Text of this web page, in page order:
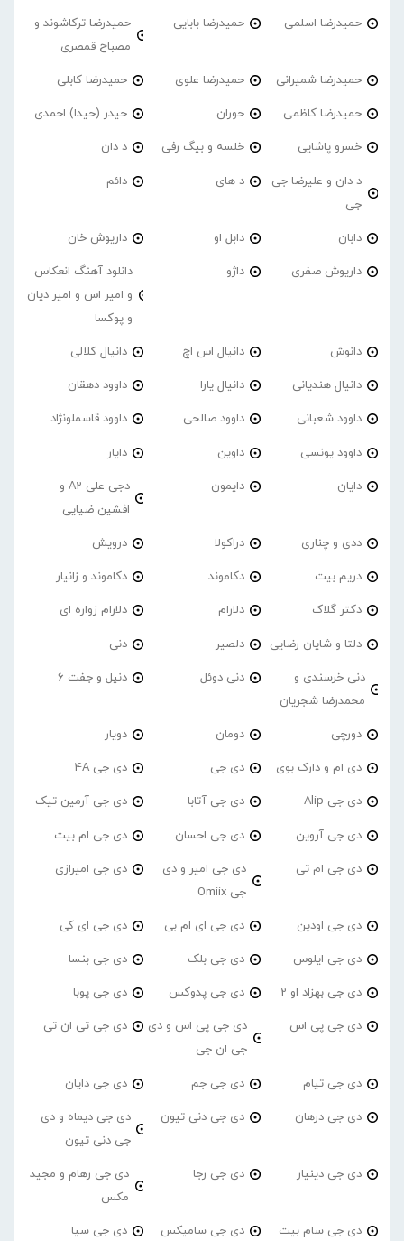
حمیدرضا اسلمی حمیدرضا بابایی
حمیدرضا ترکاشوند و
مصباح قمصری
حمیدرضا شمیرانی حمیدرضا علوی حمیدرضا کابلی
حمیدرضا کاظمی حوران حیدر (حیدا) احمدی
خسرو پاشایی خلسه و بیگ رفی د دان
د دان و علیرضا جی
جی
د های دائم
دابان دابل او داریوش خان
داریوش صفری داژو
دانلود آهنگ انعکاس
و امیر اس و امیر دیان
و پوکسا
دانوش دانیال اس اچ دانیال کلالی
دانیال هندیانی دانیال یارا داوود دهقان
داوود شعبانی داوود صالحی داوود قاسملونژاد
داوود یونسی داوین دایار
دایان دایمون
دجی علی A2 و
افشین ضیایی
ددی و چناری دراکولا درویش
دریم بیت دکاموند دکاموند و زانیار
دکتر گلاک دلارام دلارام زواره ای
دلتا و شایان رضایی دلصیر دنی
دنی خرسندی و
محمدرضا شجریان
دنی دوئل دنیل و جفت 6
دورچی دومان دویار
دی ام و دارک بوی دی جی دی جی 4A
دی جی Alip دی جی آتابا دی جی آرمین تیک
دی جی آروین دی جی احسان دی جی ام بیت
دی جی ام تی
دی جی امیر و دی
جی Omiix
دی جی امیرازی
دی جی اودین دی جی ای ام بی دی جی ای کی
دی جی ایلوس دی جی بلک دی جی بنسا
دی جی بهزاد او 2 دی جی پدوکس دی جی پوبا
دی جی پی اس
دی جی پی اس و دی
جی ان جی
دی جی تی ان تی
دی جی تیام دی جی جم دی جی دایان
دی جی درهان دی جی دنی تیون
دی جی دیماه و دی
جی دنی تیون
دی جی دینیار دی جی رجا
دی جی رهام و مجید
مکس
دی جی سام بیت دی جی سامیکس دی جی سیا